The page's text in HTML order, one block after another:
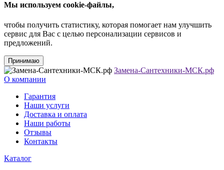
Мы используем cookie-файлы,
чтобы получить статистику, которая помогает нам улучшить
сервис для Вас с целью персонализации сервисов и
предложений.
Принимаю
Замена-Сантехники-МСК.рф
О компании
Гарантия
Наши услуги
Доставка и оплата
Наши работы
Отзывы
Контакты
Каталог